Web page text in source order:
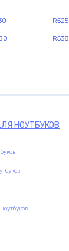
R525
R538
НОУТБУКОВ